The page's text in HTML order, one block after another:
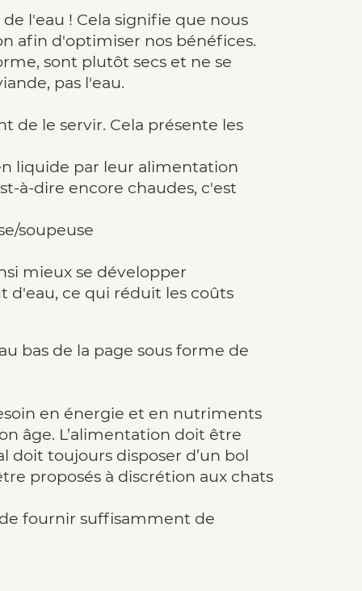
l'eau ! Cela signifie que nous
afin d'optimiser nos bénéfices.
sont plutôt secs et ne se
pas l'eau.
de le servir. Cela présente les
liquide par leur alimentation
à-dire encore chaudes, c'est
soupeuse
mieux se développer
d'eau, ce qui réduit les coûts
bas de la page sous forme de
en énergie et en nutriments
âge. L’alimentation doit être
doit toujours disposer d’un bol
proposés à discrétion aux chats
fournir suffisamment de